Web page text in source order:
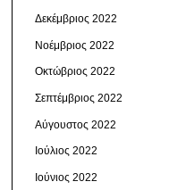
Δεκέμβριος 2022
Νοέμβριος 2022
Οκτώβριος 2022
Σεπτέμβριος 2022
Αύγουστος 2022
Ιούλιος 2022
Ιούνιος 2022